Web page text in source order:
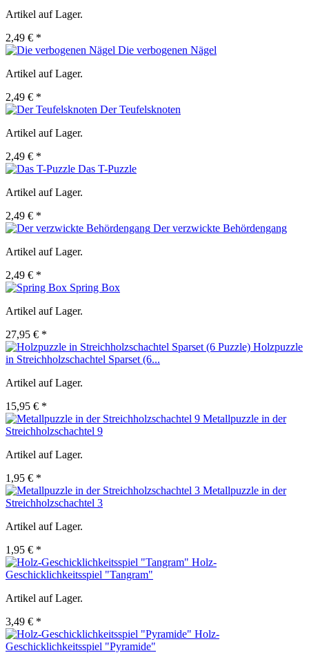
Artikel auf Lager.
2,49 € *
Die verbogenen Nägel
Artikel auf Lager.
2,49 € *
Der Teufelsknoten
Artikel auf Lager.
2,49 € *
Das T-Puzzle
Artikel auf Lager.
2,49 € *
Der verzwickte Behördengang
Artikel auf Lager.
2,49 € *
Spring Box
Artikel auf Lager.
27,95 € *
Holzpuzzle
in Streichholzschachtel Sparset (6...
Artikel auf Lager.
15,95 € *
Metallpuzzle in der
Streichholzschachtel 9
Artikel auf Lager.
1,95 € *
Metallpuzzle in der
Streichholzschachtel 3
Artikel auf Lager.
1,95 € *
Holz-
Geschicklichkeitsspiel "Tangram"
Artikel auf Lager.
3,49 € *
Holz-
Geschicklichkeitsspiel "Pyramide"